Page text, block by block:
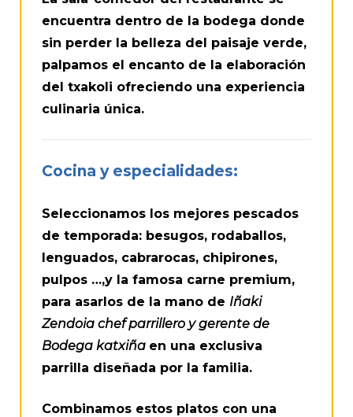
encuentra dentro de la bodega donde
sin perder la belleza del paisaje verde,
palpamos el encanto de la elaboración
del txakoli ofreciendo una experiencia
culinaria única.
Cocina y especialidades:
Seleccionamos los mejores pescados
de temporada: besugos, rodaballos,
lenguados, cabrarocas, chipirones,
pulpos …,y la famosa carne premium,
para asarlos de la mano de Iñaki
Zendoia chef parrillero y gerente de
Bodega katxiña en una exclusiva
parrilla diseñada por la familia.
Combinamos estos platos con una